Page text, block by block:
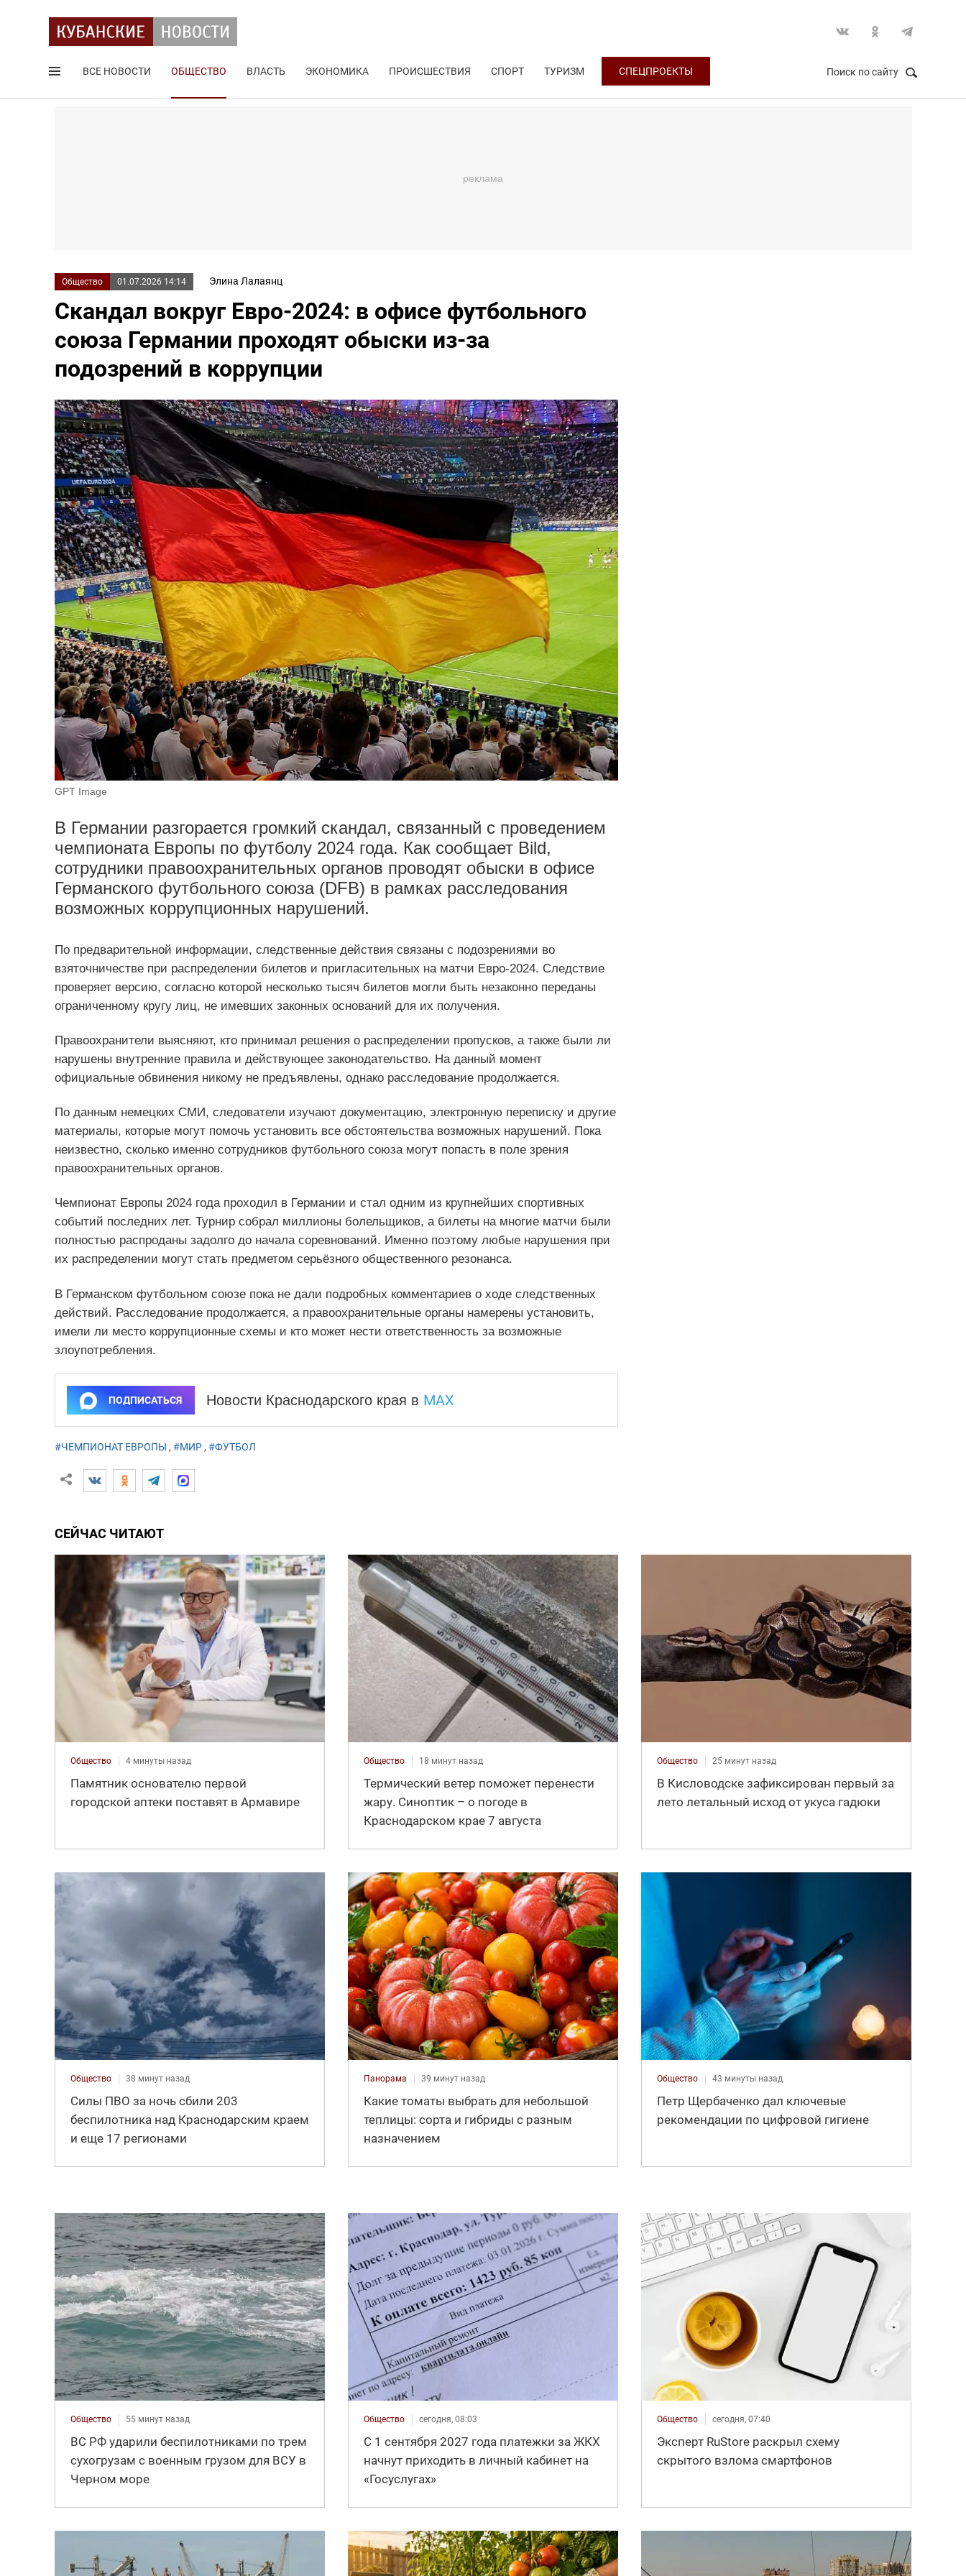
ВСЕ НОВОСТИ ОБЩЕСТВО ВЛАСТЬ ЭКОНОМИКА ПРОИСШЕСТВИЯ СПОРТ ТУРИЗМ СПЕЦПРОЕКТЫ Поиск по сайту
Общество 01.07.2026 14:14 Элина Лалаянц
Скандал вокруг Евро-2024: в офисе футбольного
союза Германии проходят обыски из-за
подозрений в коррупции
GPT Image
В Германии разгорается громкий скандал, связанный с проведением
чемпионата Европы по футболу 2024 года. Как сообщает Bild,
сотрудники правоохранительных органов проводят обыски в офисе
Германского футбольного союза (DFB) в рамках расследования
возможных коррупционных нарушений.
По предварительной информации, следственные действия связаны с подозрениями во
взяточничестве при распределении билетов и пригласительных на матчи Евро-2024. Следствие
проверяет версию, согласно которой несколько тысяч билетов могли быть незаконно переданы
ограниченному кругу лиц, не имевших законных оснований для их получения.
Правоохранители выясняют, кто принимал решения о распределении пропусков, а также были ли
нарушены внутренние правила и действующее законодательство. На данный момент
официальные обвинения никому не предъявлены, однако расследование продолжается.
По данным немецких СМИ, следователи изучают документацию, электронную переписку и другие
материалы, которые могут помочь установить все обстоятельства возможных нарушений. Пока
неизвестно, сколько именно сотрудников футбольного союза могут попасть в поле зрения
правоохранительных органов.
Чемпионат Европы 2024 года проходил в Германии и стал одним из крупнейших спортивных
событий последних лет. Турнир собрал миллионы болельщиков, а билеты на многие матчи были
полностью распроданы задолго до начала соревнований. Именно поэтому любые нарушения при
их распределении могут стать предметом серьёзного общественного резонанса.
В Германском футбольном союзе пока не дали подробных комментариев о ходе следственных
действий. Расследование продолжается, а правоохранительные органы намерены установить,
имели ли место коррупционные схемы и кто может нести ответственность за возможные
злоупотребления.
ПОДПИСАТЬСЯ Новости Краснодарского края в MAX
#ЧЕМПИОНАТ ЕВРОПЫ , #МИР, #ФУТБОЛ
СЕЙЧАС ЧИТАЮТ
Общество 4 минуты назад
Памятник основателю первой
городской аптеки поставят в Армавире
Общество 18 минут назад
Термический ветер поможет перенести
жару. Синоптик – о погоде в
Краснодарском крае 7 августа
Общество 25 минут назад
В Кисловодске зафиксирован первый за
лето летальный исход от укуса гадюки
Общество 38 минут назад
Силы ПВО за ночь сбили 203
беспилотника над Краснодарским краем
и еще 17 регионами
Панорама 39 минут назад
Какие томаты выбрать для небольшой
теплицы: сорта и гибриды с разным
назначением
Общество 43 минуты назад
Петр Щербаченко дал ключевые
рекомендации по цифровой гигиене
Общество 55 минут назад
ВС РФ ударили беспилотниками по трем
сухогрузам с военным грузом для ВСУ в
Черном море
Общество сегодня, 08:03
С 1 сентября 2027 года платежки за ЖКХ
начнут приходить в личный кабинет на
«Госуслугах»
Общество сегодня, 07:40
Эксперт RuStore раскрыл схему
скрытого взлома смартфонов